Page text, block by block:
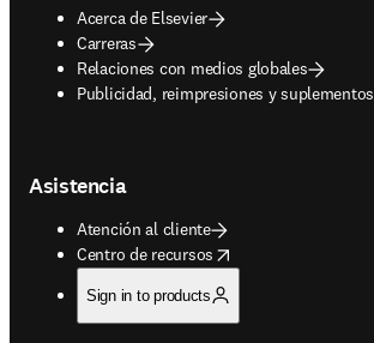
Acerca de Elsevier
Carreras
Relaciones con medios globales
Publicidad, reimpresiones y suplementos
opens in new tab/window
Asistencia
Atención al cliente
Centro de recursos
opens in new tab/window
Sign in to products